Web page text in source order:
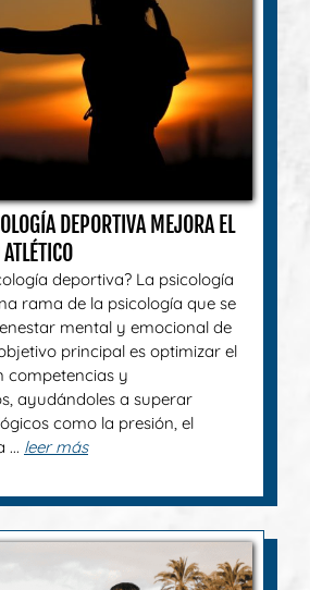
DEPORTIVA MEJORA EL
deportiva? La psicología
rama de la psicología que se
mental y emocional de
principal es optimizar el
competencias y
ayudándoles a superar
como la presión, el
... leer más